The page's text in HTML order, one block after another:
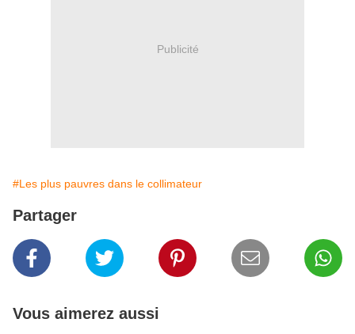
Publicité
#Les plus pauvres dans le collimateur
Partager
Vous aimerez aussi